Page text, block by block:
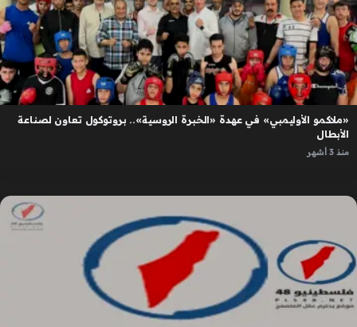
«ملاكمو الأوليمبي» في عهدة «الخبرة الروسية».. بروتوكول تعاون لصناعة
الأبطال
منذ 3 أشهر